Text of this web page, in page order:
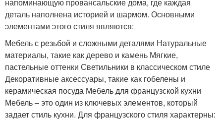
напоминающую провансальские дома, где каждая
деталь наполнена историей и шармом. Основными
элементами этого стиля являются:
Мебель с резьбой и сложными деталями Натуральные
материалы, такие как дерево и камень Мягкие,
пастельные оттенки Светильники в классическом стиле
Декоративные аксессуары, такие как гобелены и
керамическая посуда Мебель для французской кухни
Мебель – это один из ключевых элементов, который
задает стиль кухни. Для французского стиля характерны: